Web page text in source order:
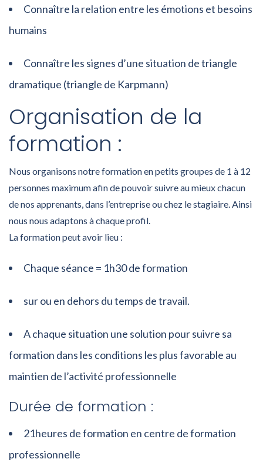
Connaître la relation entre les émotions et besoins
humains
Connaître les signes d’une situation de triangle
dramatique (triangle de Karpmann)
Organisation de la
formation :
Nous organisons notre formation en petits groupes de 1 à 12
personnes maximum afin de pouvoir suivre au mieux chacun
de nos apprenants, dans l’entreprise ou chez le stagiaire. Ainsi
nous nous adaptons à chaque profil.
La formation peut avoir lieu :
Chaque séance = 1h30 de formation
sur ou en dehors du temps de travail.
A chaque situation une solution pour suivre sa
formation dans les conditions les plus favorable au
maintien de l’activité professionnelle
Durée de formation :
21heures de formation en centre de formation
professionnelle